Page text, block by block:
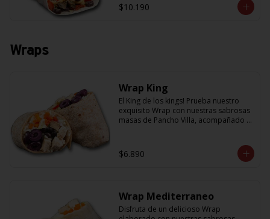
$10.190
Wraps
Wrap King
El King de los kings! Prueba nuestro
exquisito Wrap con nuestras sabrosas
masas de Pancho Villa, acompañado
salsa en base a lactonesa
$6.890
Wrap Mediterraneo
Disfruta de un delicioso Wrap